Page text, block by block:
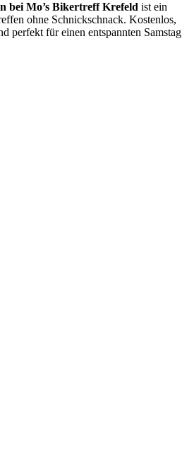
bei Mo’s Bikertreff Krefeld ist ein
ohne Schnickschnack. Kostenlos,
perfekt für einen entspannten Samstag